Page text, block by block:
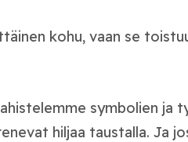
kohu, vaan se
symbolien ja
hiljaa taustalla. Ja